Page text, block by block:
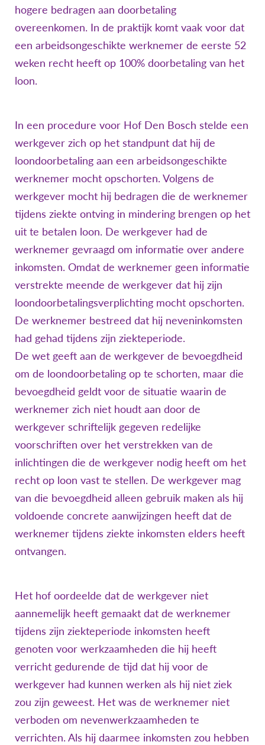
hogere bedragen aan doorbetaling
overeenkomen. In de praktijk komt vaak voor dat
een arbeidsongeschikte werknemer de eerste 52
weken recht heeft op 100% doorbetaling van het
loon.
In een procedure voor Hof Den Bosch stelde een
werkgever zich op het standpunt dat hij de
loondoorbetaling aan een arbeidsongeschikte
werknemer mocht opschorten. Volgens de
werkgever mocht hij bedragen die de werknemer
tijdens ziekte ontving in mindering brengen op het
uit te betalen loon. De werkgever had de
werknemer gevraagd om informatie over andere
inkomsten. Omdat de werknemer geen informatie
verstrekte meende de werkgever dat hij zijn
loondoorbetalingsverplichting mocht opschorten.
De werknemer bestreed dat hij neveninkomsten
had gehad tijdens zijn ziekteperiode.
De wet geeft aan de werkgever de bevoegdheid
om de loondoorbetaling op te schorten, maar die
bevoegdheid geldt voor de situatie waarin de
werknemer zich niet houdt aan door de
werkgever schriftelijk gegeven redelijke
voorschriften over het verstrekken van de
inlichtingen die de werkgever nodig heeft om het
recht op loon vast te stellen. De werkgever mag
van die bevoegdheid alleen gebruik maken als hij
voldoende concrete aanwijzingen heeft dat de
werknemer tijdens ziekte inkomsten elders heeft
ontvangen.
Het hof oordeelde dat de werkgever niet
aannemelijk heeft gemaakt dat de werknemer
tijdens zijn ziekteperiode inkomsten heeft
genoten voor werkzaamheden die hij heeft
verricht gedurende de tijd dat hij voor de
werkgever had kunnen werken als hij niet ziek
zou zijn geweest. Het was de werknemer niet
verboden om nevenwerkzaamheden te
verrichten. Als hij daarmee inkomsten zou hebben